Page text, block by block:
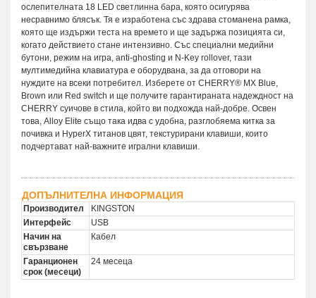
ослепителната 18 LED светлинна бара, която осигурява
несравнимо блясък. Тя е изработена със здрава стоманена рамка,
която ще издържи теста на времето и ще задържа позицията си,
когато действието стане интензивно. Със специални медийни
бутони, режим на игра, anti-ghosting и N-Key rollover, тази
мултимедийна клавиатура е оборудвана, за да отговори на
нуждите на всеки потребител. Изберете от CHERRY® MX Blue,
Brown или Red switch и ще получите гарантираната надеждност на
CHERRY суичове в стила, който ви подхожда най-добре. Освен
това, Alloy Elite също така идва с удобна, разглобяема китка за
почивка и HyperX титанов цвят, текстурирани клавиши, които
подчертават най-важните игрални клавиши.
ДОПЪЛНИТЕЛНА ИНФОРМАЦИЯ
Производител
KINGSTON
Интерфейс
USB
Начин на
свързване
Кабел
Гаранционен
срок (месеци)
24 месеца